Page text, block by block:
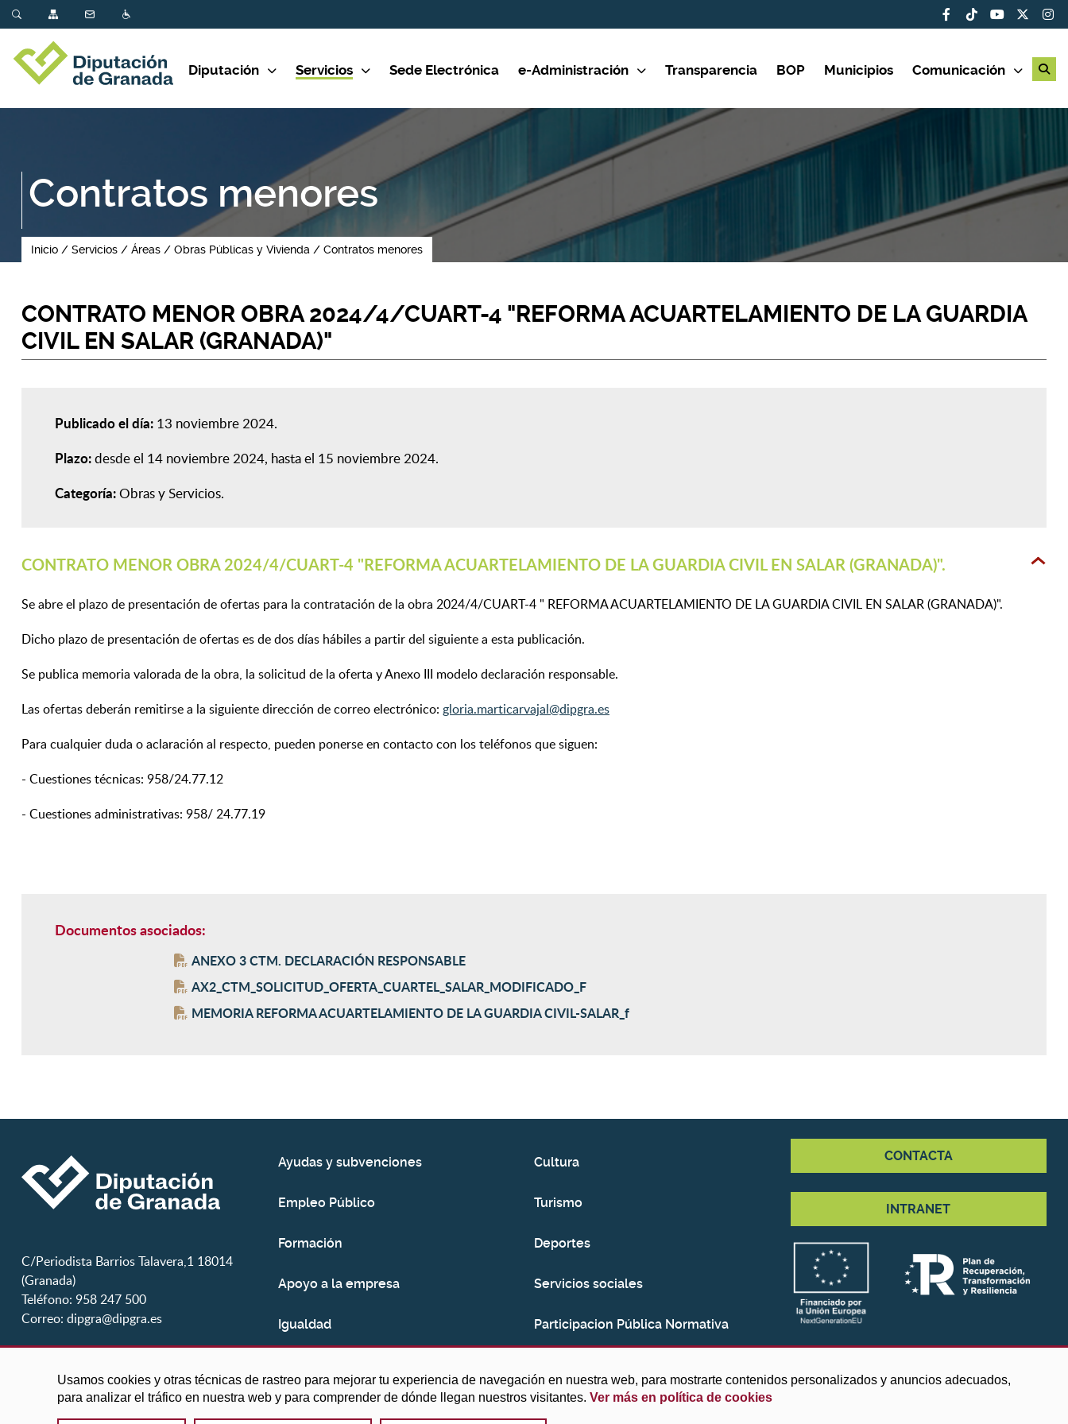
Usamos cookies y otras técnicas de rastreo para mejorar tu experiencia de navegación en nuestra web, para mostrarte contenidos personalizados y anuncios adecuados,
para analizar el tráfico en nuestra web y para comprender de dónde llegan nuestros visitantes. Ver más en política de cookies
Diputación Servicios Sede Electrónica e-Administración Transparencia BOP Municipios Comunicación
Contratos menores
Inicio Servicios Áreas Obras Públicas y Vivienda Contratos menores
CONTRATO MENOR OBRA 2024/4/CUART-4 "REFORMA ACUARTELAMIENTO DE LA GUARDIA
CIVIL EN SALAR (GRANADA)"
Publicado el día: 13 noviembre 2024
Plazo:desde el 14 noviembre 2024, hasta el 15 noviembre 2024
Categoría:Obras y Servicios
CONTRATO MENOR OBRA 2024/4/CUART-4 "REFORMA ACUARTELAMIENTO DE LA GUARDIA CIVIL EN SALAR (GRANADA)".
Se abre el plazo de presentación de ofertas para la contratación de la obra 2024/4/CUART-4 " REFORMA ACUARTELAMIENTO DE LA GUARDIA CIVIL EN SALAR (GRANADA)".
Dicho plazo de presentación de ofertas es de dos días hábiles a partir del siguiente a esta publicación.
Se publica memoria valorada de la obra, la solicitud de la oferta y Anexo III modelo declaración responsable.
Las ofertas deberán remitirse a la siguiente dirección de correo electrónico: gloria.marticarvajal@dipgra.es
Para cualquier duda o aclaración al respecto, pueden ponerse en contacto con los teléfonos que siguen:
- Cuestiones técnicas: 958/24.77.12
- Cuestiones administrativas: 958/ 24.77.19
Documentos asociados:
ANEXO 3 CTM. DECLARACIÓN RESPONSABLE
AX2_CTM_SOLICITUD_OFERTA_CUARTEL_SALAR_MODIFICADO_F
MEMORIA REFORMA ACUARTELAMIENTO DE LA GUARDIA CIVIL-SALAR_f
C/Periodista Barrios Talavera,1 18014
(Granada)
Teléfono: 958 247 500
Correo: dipgra@dipgra.es
Ayudas y subvenciones
Empleo Público
Formación
Apoyo a la empresa
Igualdad
Cultura
Turismo
Deportes
Servicios sociales
Participacion Pública Normativa
CONTACTA
INTRANET